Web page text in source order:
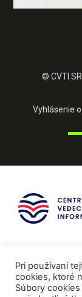
© CVTI SR
Vyhlásenie
Pri používaní
cookies, ktoré
Súbory